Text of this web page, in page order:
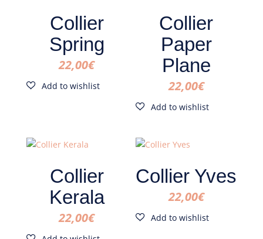
Collier
Spring
22,00€
Collier
Paper
Plane
22,00€
Collier
Kerala
22,00€
Collier Yves
22,00€